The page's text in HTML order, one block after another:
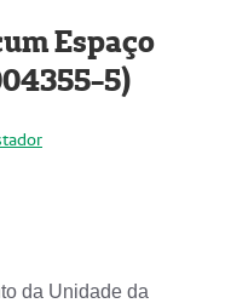
Espaço
5)
da Unidade da